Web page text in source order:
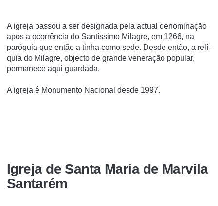
A igreja passou a ser designada pela actual denominação
após a ocorrência do Santí­ssimo Milagre, em 1266, na
paróquia que então a tinha como sede. Desde então, a relí­
quia do Milagre, objecto de grande veneração popular,
permanece aqui guardada.
A igreja é Monumento Nacional desde 1997.
Igreja de Santa Maria de Marvila
Santarém